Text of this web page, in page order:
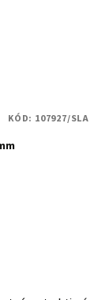
KÓD: 107927/SLA